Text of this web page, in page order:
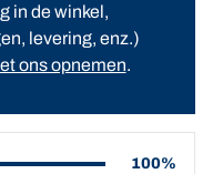
in de winkel,
levering, enz.)
ons opnemen.
100%